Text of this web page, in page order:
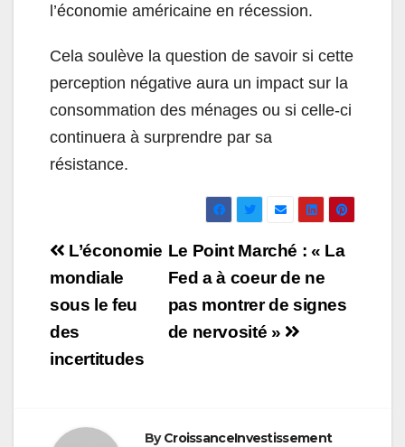
l’économie américaine en récession.
Cela soulève la question de savoir si cette
perception négative aura un impact sur la
consommation des ménages ou si celle-ci
continuera à surprendre par sa
résistance.
Navigation
de
l’article
Le Point Marché : « La
Fed a à coeur de ne
pas montrer de signes
de nervosité »
L’économie
mondiale
sous le feu
des
incertitudes
ByCroissanceInvestissement